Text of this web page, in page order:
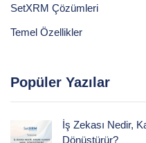
SetXRM Çözümleri
Temel Özellikler
Popüler Yazılar
İş Zekası Nedir,
Dönüştürür?